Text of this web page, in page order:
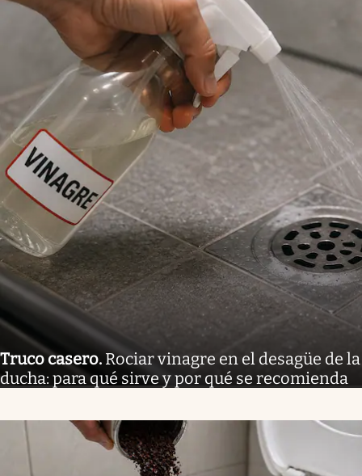
Truco casero. Rociar vinagre en el desagüe de la
ducha: para qué sirve y por qué se recomienda